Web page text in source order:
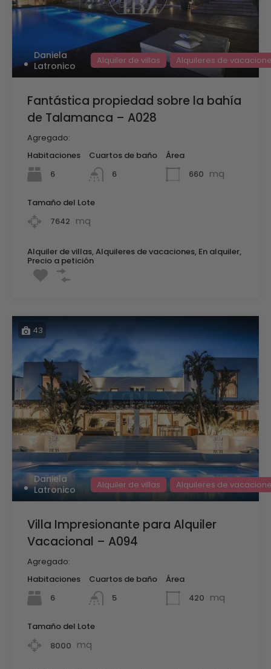
Daniela
Latronico
Alquiler de villas Alquileres de
Fantástica propiedad sobre la bahía
de Talamanca – A028
Agregado:
Habitaciones
6
Cuartos de baño
6
Área
660 mq
Tamaño del Lote
7642 mq
Alquiler de villas, Alquileres de vacaciones, En alquiler,
Precio a petición
43
Daniela
Latronico
Alquiler de villas Alquileres de
Villa Impresionante para Alquiler
Vacacional – A094
Agregado:
Habitaciones
6
Cuartos de baño
5
Área
420 mq
Tamaño del Lote
8000 mq